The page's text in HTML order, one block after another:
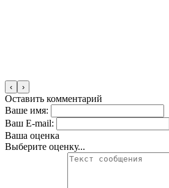
‹ ›
Оставить комментарий
Ваше имя:
Ваш E-mail:
Ваша оценка
Выберите оценку...